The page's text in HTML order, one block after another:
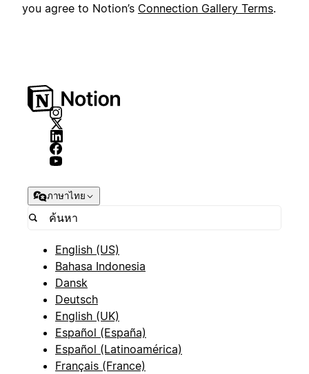
you agree to Notion’s Connection Gallery Terms.
ภาษาไทย
English (US)
Bahasa Indonesia
Dansk
Deutsch
English (UK)
Español (España)
Español (Latinoamérica)
Français (France)